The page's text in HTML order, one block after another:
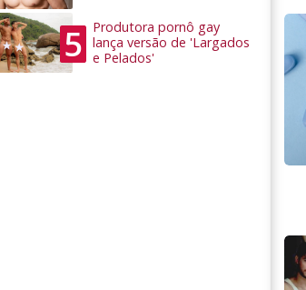
5
Produtora pornô gay
lança versão de 'Largados
e Pelados'